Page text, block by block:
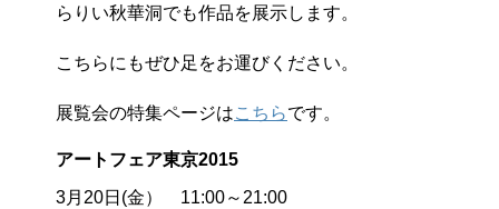
らりい秋華洞でも作品を展示します。
こちらにもぜひ足をお運びください。
展覧会の特集ページはこちらです。
アートフェア東京2015
3月20日(金） 11:00～21:00